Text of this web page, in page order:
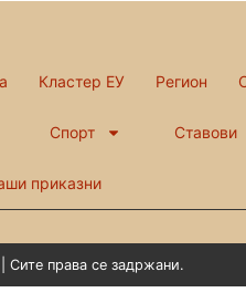
Кластер ЕУ Регион
Спорт Ставови
приказни
права се задржани.